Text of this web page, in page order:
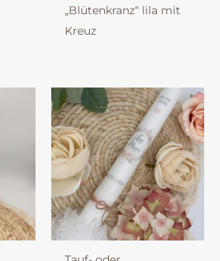
„Blütenkranz“ lila mit
Kreuz